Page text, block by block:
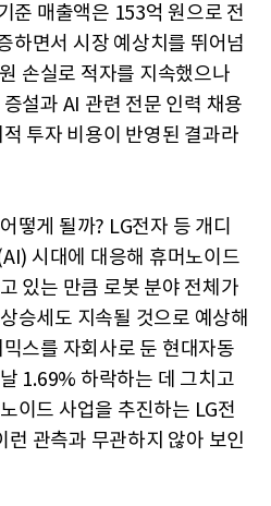
준 매출액은 153억 원으로 전
하면서 시장 예상치를 뛰어넘
손실로 적자를 지속했으나
설과 AI 관련 전문 인력 채용
투자 비용이 반영된 결과라
떻게 될까? LG전자 등 개디
시대에 대응해 휴머노이드
있는 만큼 로봇 분야 전체가
승세도 지속될 것으로 예상해
스를 자회사로 둔 현대자동
1.69% 하락하는 데 그치고
이드 사업을 추진하는 LG전
관측과 무관하지 않아 보인